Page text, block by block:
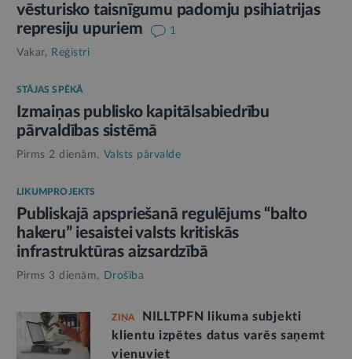
vēsturisko taisnīgumu padomju psihiatrijas
represiju upuriem
1
Vakar, Reģistri
STĀJAS SPĒKĀ
Izmaiņas publisko kapitālsabiedrību
pārvaldības sistēmā
Pirms 2 dienām, Valsts pārvalde
LIKUMPROJEKTS
Publiskajā apspriešanā regulējums “balto
hakeru” iesaistei valsts kritiskās
infrastruktūras aizsardzībā
Pirms 3 dienām, Drošība
ZIŅA
NILLTPFN likuma subjekti
klientu izpētes datus varēs saņemt
vienuviet